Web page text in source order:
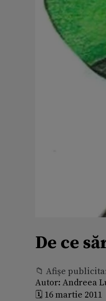
De ce
📁 Afişe
Autor: Andreea
🗓️ 16 martie 2011